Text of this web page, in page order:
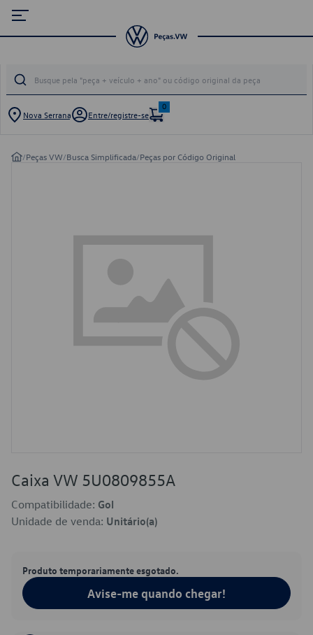
Nova Serrana Entre/registre-se
0
/Peças VW/Busca Simplificada/Peças por Código Original
Caixa VW 5U0809855A
Compatibilidade: Gol
Unidade de venda: Unitário(a)
Produto temporariamente esgotado.
Avise-me quando chegar!